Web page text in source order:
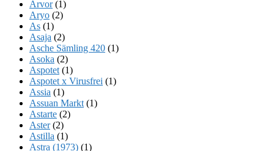
Arvor(1)
Aryo (2)
As (1)
Asaja (2)
Asche Sämling 420 (1)
Asoka (2)
Aspotet (1)
Aspotet x Virusfrei (1)
Assia (1)
Assuan Markt (1)
Astarte (2)
Aster(2)
Astilla (1)
Astra (1973) (1)